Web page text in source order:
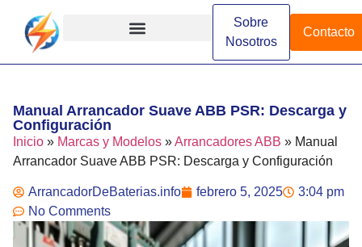
Sobre
Nosotros
Contacto
Manual Arrancador Suave ABB PSR: Descarga y
Configuración
Inicio » Marcas y Modelos »Arrancadores ABB » Manual
Arrancador Suave ABB PSR: Descarga y Configuración
ArrancadorDeBaterias.info febrero 5, 2025
3:04 pm
No Comments